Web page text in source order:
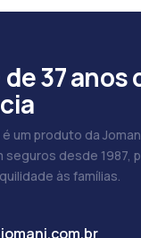
37 anos
é um produto da
seguros desde 1987,
às famílias.